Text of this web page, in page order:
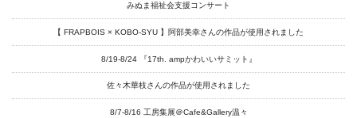
Goods
Media
Access
Link
みぬま福祉会支援コンサート
【 FRAPBOIS × KOBO-SYU 】阿部美幸さんの作品が使用されました
8/19-8/24 『17th. ampかわいいサミット』
佐々木華枝さんの作品が使用されました
8/7-8/16 工房集展＠Cafe&Gallery温々